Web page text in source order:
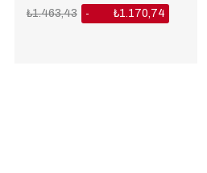
₺1.170,74
₺1.463,43